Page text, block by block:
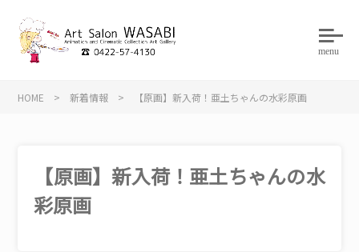
menu
HOME >新着情報 > 【原画】新入荷！亜土ちゃんの水彩原画
【原画】新入荷！亜土ちゃんの水
彩原画